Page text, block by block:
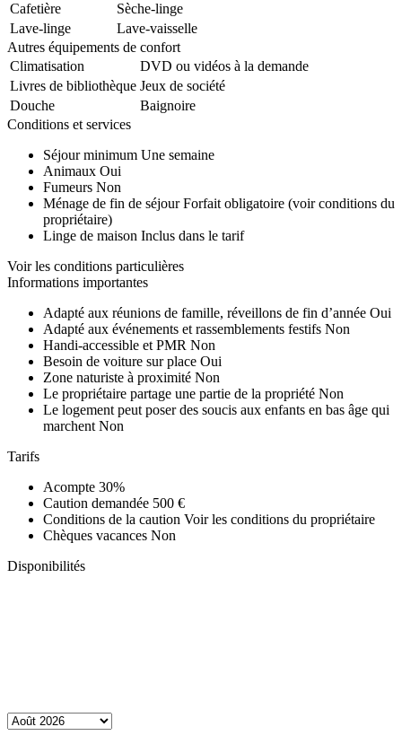
Cafetière
Sèche-linge
Lave-linge
Lave-vaisselle
Autres équipements de confort
Climatisation
DVD ou vidéos à la demande
Livres de bibliothèque Jeux de société
Douche
Baignoire
Conditions et services
Séjour minimum Une semaine
Animaux Oui
Fumeurs Non
Ménage de fin de séjour Forfait obligatoire (voir conditions du
propriétaire)
Linge de maison Inclus dans le tarif
Voir les conditions particulières
Informations importantes
Adapté aux réunions de famille, réveillons de fin d’année Oui
Adapté aux événements et rassemblements festifs Non
Handi-accessible et PMR Non
Besoin de voiture sur place Oui
Zone naturiste à proximité Non
Le propriétaire partage une partie de la propriété Non
Le logement peut poser des soucis aux enfants en bas âge qui
marchent Non
Tarifs
Acompte 30%
Caution demandée 500 €
Conditions de la caution Voir les conditions du propriétaire
Chèques vacances Non
Disponibilités